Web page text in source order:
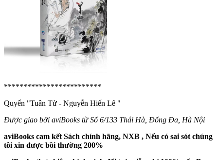
*************************
Quyển "Tuân Tử - Nguyễn Hiến Lê "
Được giao bởi aviBooks từ Số 6/133 Thái Hà, Đống Đa, Hà Nội
aviBooks cam kết Sách chính hãng, NXB , Nếu có sai sót chúng
tôi xin được bồi thường 200%